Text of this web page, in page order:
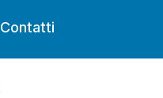
Contatti